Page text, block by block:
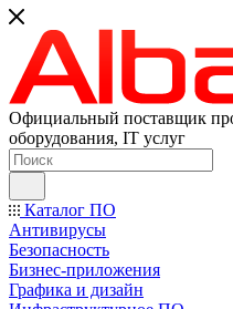
Официальный поставщик
оборудования, IT услуг
Каталог ПО
Антивирусы
Безопасность
Бизнес-приложения
Графика и дизайн